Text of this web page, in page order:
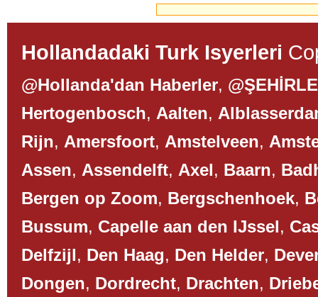
Hollandadaki Turk Isyerleri
@Hollanda'dan Haberler,
Hertogenbosch, Aalten,
Rijn, Amersfoort, Amstelveen,
Assen, Assendelft, Axel, Baarn,
Bergen op Zoom, Bergschenhoek,
Bussum, Capelle aan den IJssel,
Delfzijl, Den Haag, Den Helder,
Dongen, Dordrecht, Drachten,